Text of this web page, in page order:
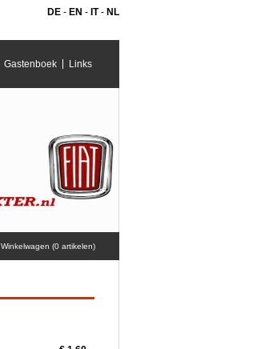
DE - EN - IT- NL
Gastenboek Links
Winkelwagen (0 artikelen)